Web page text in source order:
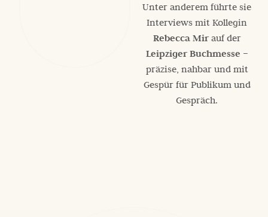
Unter anderem führte sie
Interviews mit Kollegin
Rebecca Mirauf der
Leipziger Buchmesse –
präzise, nahbar und mit
Gespür für Publikum und
Gespräch.